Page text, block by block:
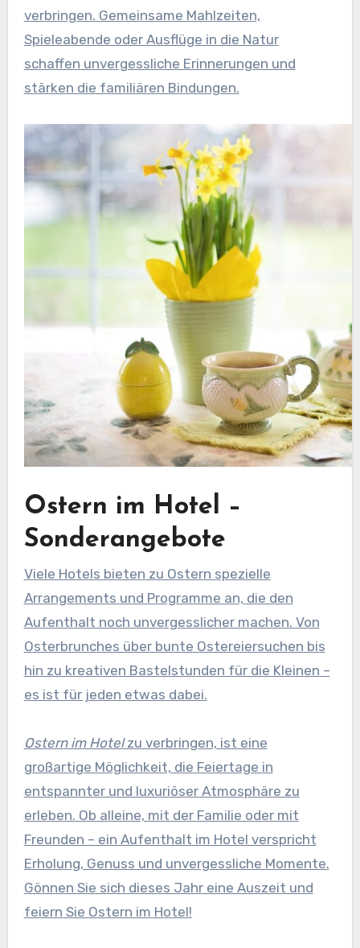
verbringen. Gemeinsame Mahlzeiten,
Spieleabende oder Ausflüge in die Natur
schaffen unvergessliche Erinnerungen und
stärken die familiären Bindungen.
Ostern im Hotel –
Sonderangebote
Viele Hotels bieten zu Ostern spezielle
Arrangements und Programme an, die den
Aufenthalt noch unvergesslicher machen. Von
Osterbrunches über bunte Ostereiersuchen bis
hin zu kreativen Bastelstunden für die Kleinen –
es ist für jeden etwas dabei.
Ostern im Hotelzu verbringen, ist eine
großartige Möglichkeit, die Feiertage in
entspannter und luxuriöser Atmosphäre zu
erleben. Ob alleine, mit der Familie oder mit
Freunden – ein Aufenthalt im Hotel verspricht
Erholung, Genuss und unvergessliche Momente.
Gönnen Sie sich dieses Jahr eine Auszeit und
feiern Sie Ostern im Hotel!